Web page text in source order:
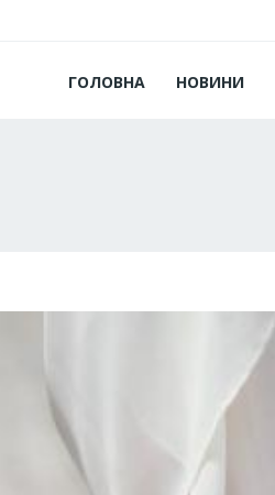
ГОЛОВНА НОВИНИ